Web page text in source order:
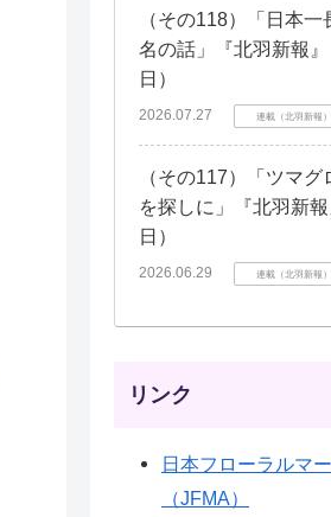
（その118）「日本
名の話」『北羽新報
日）
2026.07.27 連載（北羽新報）
（その117）「ツマ
を探しに」『北羽新
日）
2026.06.29 連載（北羽新報）
リンク
日本フローラルマ
（JFMA）